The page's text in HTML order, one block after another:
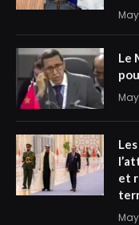
May
Le
et